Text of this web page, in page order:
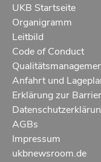
UKB Startseite
Organigramm
Leitbild
Code of Conduct
Anfahrt und
Erklärung zur
AGBs
Impressum
ukbnewsroom.de